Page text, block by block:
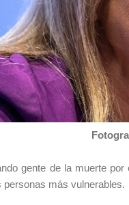
gente de la muerte
personas más vulnerables.